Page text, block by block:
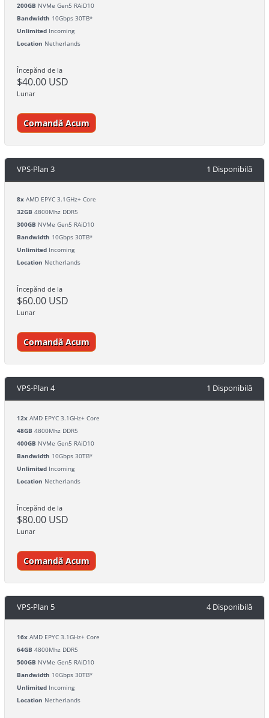
200GB NVMe Gen5 RAiD10
Bandwidth 10Gbps 30TB*
Unlimited Incoming
Location Netherlands
Începănd de la
$40.00 USD
Lunar
Comandă Acum
VPS-Plan 3 1 Disponibilă
8x AMD EPYC 3.1GHz+ Core
32GB 4800Mhz DDR5
300GB NVMe Gen5 RAiD10
Bandwidth 10Gbps 30TB*
Unlimited Incoming
Location Netherlands
Începănd de la
$60.00 USD
Lunar
Comandă Acum
VPS-Plan 4 1 Disponibilă
12x AMD EPYC 3.1GHz+ Core
48GB 4800Mhz DDR5
400GB NVMe Gen5 RAiD10
Bandwidth 10Gbps 30TB*
Unlimited Incoming
Location Netherlands
Începănd de la
$80.00 USD
Lunar
Comandă Acum
VPS-Plan 5 4 Disponibilă
16x AMD EPYC 3.1GHz+ Core
64GB 4800Mhz DDR5
500GB NVMe Gen5 RAiD10
Bandwidth 10Gbps 30TB*
Unlimited Incoming
Location Netherlands